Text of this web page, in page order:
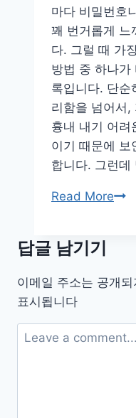
중
과
건
강
두
마
리
토
끼
기
마다 비밀번호
꽤 번거롭게 느
다. 그럴 때 가
방법 중 하나가
록입니다. 단순
리함을 넘어서,
흉내 내기 어려
이기 때문에 보
합니다. 그런
Read More아
드
답글 남기기
이메일 주소는 공개
표시됩니다